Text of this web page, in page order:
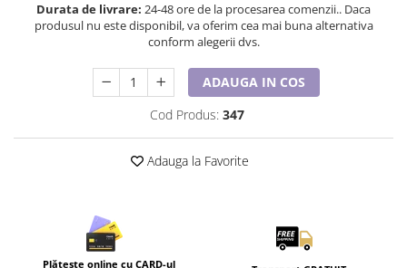
Halate si capoate
WINTER Collection
Halate si pijamale Family
Seturi elegante femei
Cadouri ocazii speciale
Tricouri de craciun
Durata de livrare: 24-48 ore de la procesarea comenzii.. Daca
produsul nu este disponibil, va oferim cea mai buna alternativa
conform alegerii dvs.
ADAUGA IN COS
Cod Produs: 347
Adauga la Favorite
Plătește online cu CARD-ul